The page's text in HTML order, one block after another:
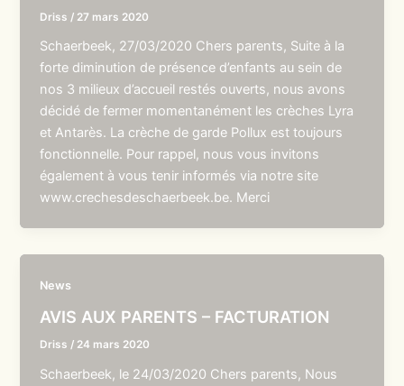
Driss / 27 mars 2020
Schaerbeek, 27/03/2020 Chers parents, Suite à la
forte diminution de présence d’enfants au sein de
nos 3 milieux d’accueil restés ouverts, nous avons
décidé de fermer momentanément les crèches Lyra
et Antarès. La crèche de garde Pollux est toujours
fonctionnelle. Pour rappel, nous vous invitons
également à vous tenir informés via notre site
www.crechesdeschaerbeek.be. Merci
News
AVIS AUX PARENTS – FACTURATION
Driss / 24 mars 2020
Schaerbeek, le 24/03/2020 Chers parents, Nous